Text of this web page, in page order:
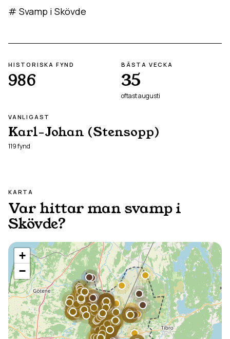
# Svamp i Skövde
HISTORISKA FYND
986
BÄSTA VECKA
35
oftastaugusti
VANLIGAST
Karl-Johan (Stensopp)
119fynd
KARTA
Var hittar man svamp i
Skövde?
+
−